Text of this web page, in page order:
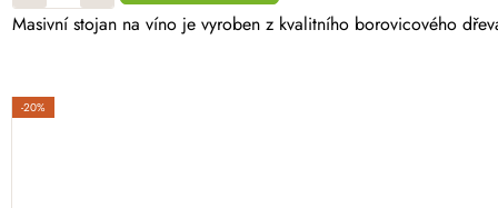
Masivní stojan na víno je vyroben z kvalitního borovicového
-20%